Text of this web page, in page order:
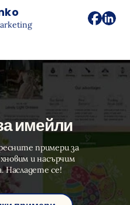
имейли
примери за
и насърчим
Насладете се!